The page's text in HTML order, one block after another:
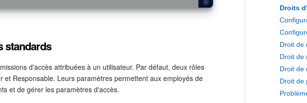
standards
d'accès attribuées à un utilisateur. Par défaut, deux rôles
et Responsable. Leurs paramètres permettent aux employés de
et de gérer les paramètres d'accès.
Droits
Droit de